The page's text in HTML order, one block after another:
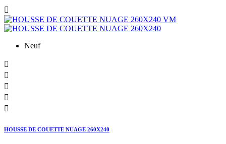

Neuf





HOUSSE DE COUETTE NUAGE 260X240